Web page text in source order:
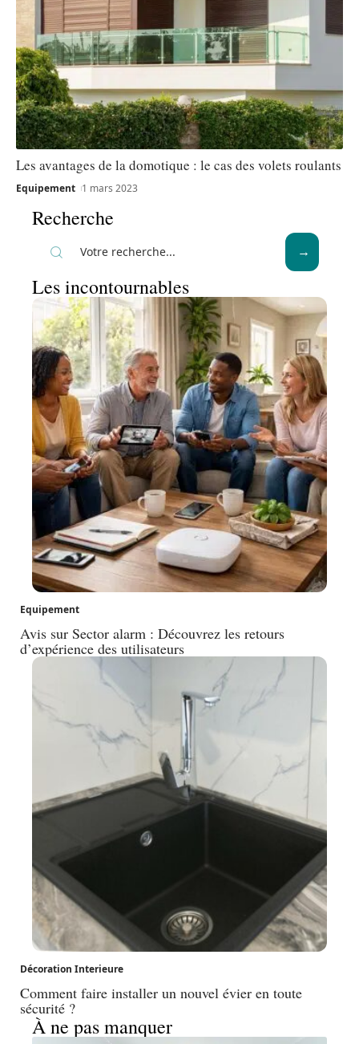
Les avantages de la domotique : le cas des volets roulants
Equipement 1 mars 2023
Recherche
Les incontournables
Equipement
Avis sur Sector alarm : Découvrez les retours
d’expérience des utilisateurs
Décoration Interieure
Comment faire installer un nouvel évier en toute
sécurité ?
À ne pas manquer